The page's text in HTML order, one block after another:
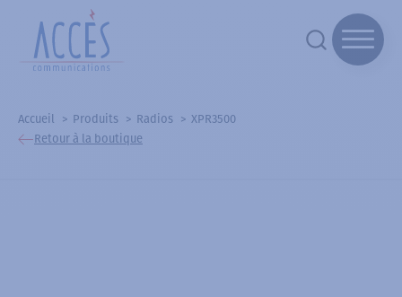
Accueil Produits Radios
XPR3500
Retour à la boutique